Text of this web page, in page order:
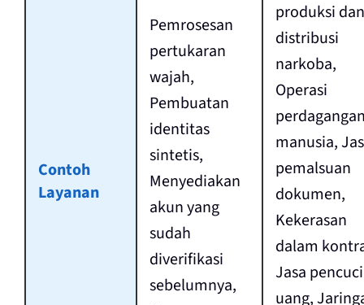
Contoh
Layanan
Pemrosesan
pertukaran
wajah,
Pembuatan
identitas
sintetis,
Menyediakan
akun yang
sudah
diverifikasi
sebelumnya,
produksi dan
distribusi
narkoba,
Operasi
manusia,
pemalsuan
dokumen,
Kekerasan
dalam
Jasa
uang,